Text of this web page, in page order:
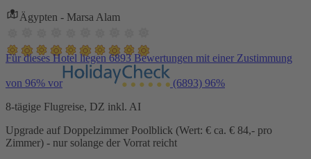
Ägypten - Marsa Alam
Für dieses Hotel liegen 6893 Bewertungen mit einer Zustimmung
von 96% vor (6893) 96%
8-tägige Flugreise, DZ inkl. AI
Upgrade auf Doppelzimmer Poolblick (Wert: € ca. € 84,- pro
Zimmer) - nur solange der Vorrat reicht